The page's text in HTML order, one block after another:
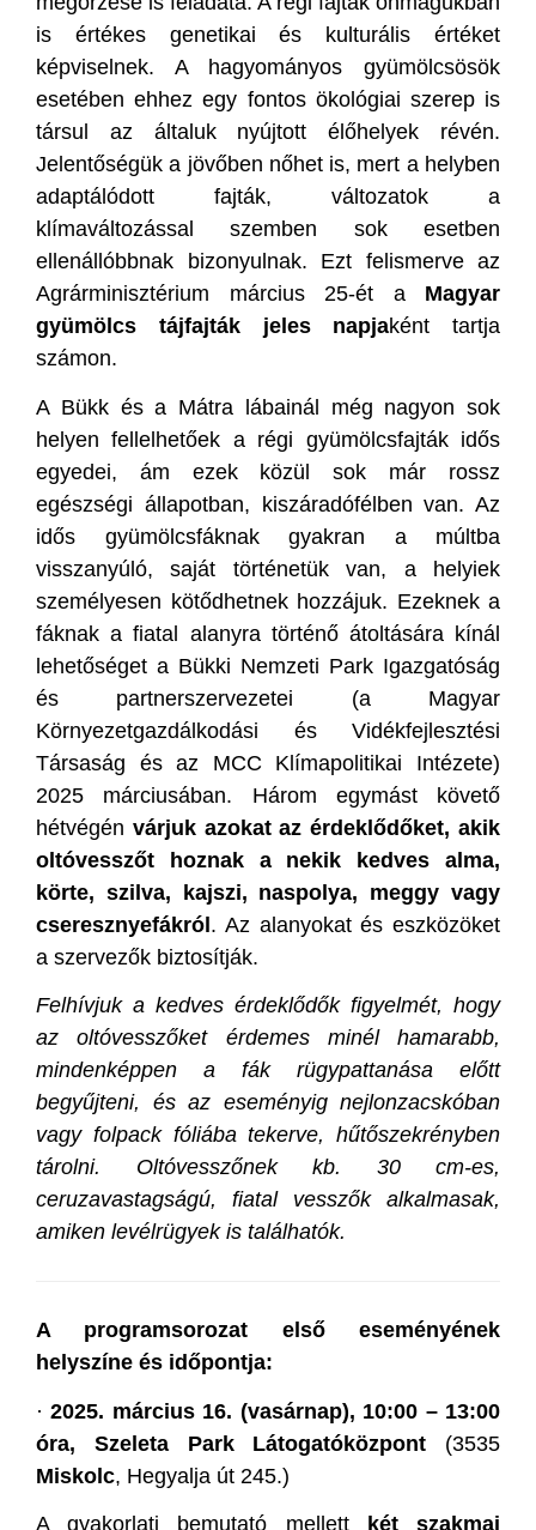
is értékes genetikai és kulturális értéket
képviselnek. A hagyományos gyümölcsösök
esetében ehhez egy fontos ökológiai szerep is
társul az általuk nyújtott élőhelyek révén.
Jelentőségük a jövőben nőhet is, mert a helyben
adaptálódott fajták, változatok a
klímaváltozással szemben sok esetben
ellenállóbbnak bizonyulnak. Ezt felismerve az
Agrárminisztérium március 25-ét a Magyar
gyümölcs tájfajták jeles napjaként tartja
számon.
A Bükk és a Mátra lábainál még nagyon sok
helyen fellelhetőek a régi gyümölcsfajták idős
egyedei, ám ezek közül sok már rossz
egészségi állapotban, kiszáradófélben van. Az
idős gyümölcsfáknak gyakran a múltba
visszanyúló, saját történetük van, a helyiek
személyesen kötődhetnek hozzájuk. Ezeknek a
fáknak a fiatal alanyra történő átoltására kínál
lehetőséget a Bükki Nemzeti Park Igazgatóság
és partnerszervezetei (a Magyar
Környezetgazdálkodási és Vidékfejlesztési
Társaság és az MCC Klímapolitikai Intézete)
2025 márciusában. Három egymást követő
hétvégén várjuk azokat az érdeklődőket, akik
oltóvesszőt hoznak a nekik kedves alma,
körte, szilva, kajszi, naspolya, meggy vagy
cseresznyefákról. Az alanyokat és eszközöket
a szervezők biztosítják.
Felhívjuk a kedves érdeklődők figyelmét, hogy
az oltóvesszőket érdemes minél hamarabb,
mindenképpen a fák rügypattanása előtt
begyűjteni, és az eseményig nejlonzacskóban
vagy folpack fóliába tekerve, hűtőszekrényben
tárolni. Oltóvesszőnek kb. 30 cm-es,
ceruzavastagságú, fiatal vesszők alkalmasak,
amiken levélrügyek is találhatók.
A programsorozat első eseményének
helyszíne és időpontja:
·2025. március 16. (vasárnap), 10:00 – 13:00
óra, Szeleta Park Látogatóközpont (3535
Miskolc, Hegyalja út 245.)
A gyakorlati bemutató mellett két szakmai